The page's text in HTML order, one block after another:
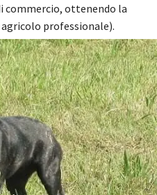
commercio, ottenendo la
professionale).